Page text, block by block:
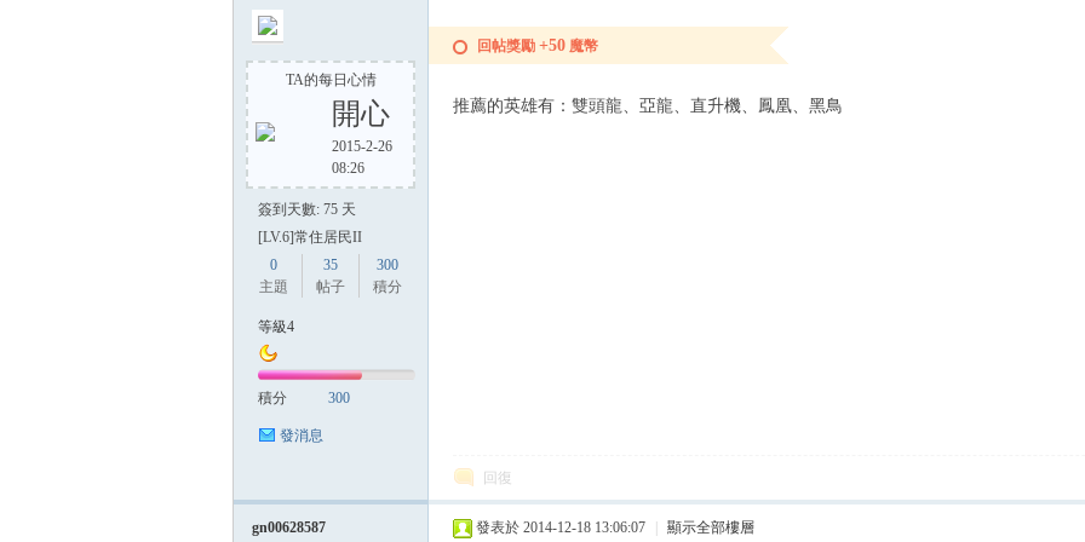
TA的每日心情
開心
2015-2-26
08:26
簽到天數: 75 天
[LV.6]常住居民II
0
主題
35
帖子
300
積分
等級4
積分 300
發消息
回帖獎勵 +50 魔幣
推薦的英雄有：雙頭龍、亞龍、直升機、鳳凰、黑鳥
回復
gn00628587 發表於 2014-12-18 13:06:07 顯示全部樓層